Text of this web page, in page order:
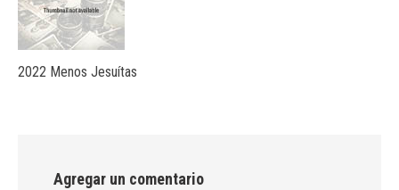
2022 Menos Jesuítas
Agregar un comentario